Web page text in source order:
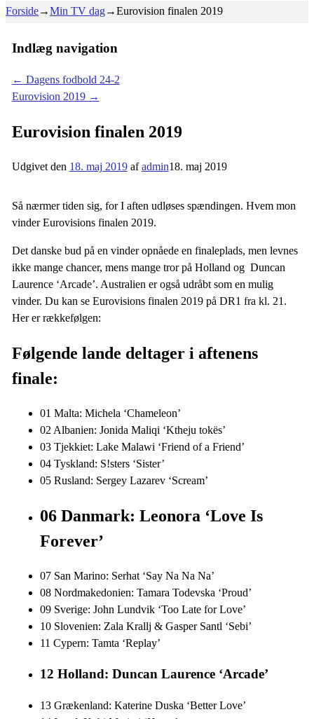
Forside→Min TV dag→Eurovision finalen 2019
Indlæg navigation
← Dagens fodbold 24-2
Eurovision 2019 →
Eurovision finalen 2019
Udgivet den 18. maj 2019 afadmin18. maj 2019
Så nærmer tiden sig, for I aften udløses spændingen. Hvem mon
vinder Eurovisions finalen 2019.
Det danske bud på en vinder opnåede en finaleplads, men levnes
ikke mange chancer, mens mange tror på Holland og Duncan
Laurence ‘Arcade’. Australien er også udråbt som en mulig
vinder. Du kan se Eurovisions finalen 2019 på DR1 fra kl. 21.
Her er rækkefølgen:
Følgende lande deltager i aftenens
finale:
01 Malta: Michela ‘Chameleon’
02 Albanien: Jonida Maliqi ‘Ktheju tokës’
03 Tjekkiet: Lake Malawi ‘Friend of a Friend’
04 Tyskland: S!sters ‘Sister’
05 Rusland: Sergey Lazarev ‘Scream’
06Danmark: Leonora ‘Love Is
Forever’
07 San Marino: Serhat ‘Say Na Na Na’
08 Nordmakedonien: Tamara Todevska ‘Proud’
09 Sverige: John Lundvik ‘Too Late for Love’
10 Slovenien: Zala Krallj & Gasper Santl ‘Sebi’
11 Cypern: Tamta ‘Replay’
12 Holland: Duncan Laurence ‘Arcade’
13 Grækenland: Katerine Duska ‘Better Love’